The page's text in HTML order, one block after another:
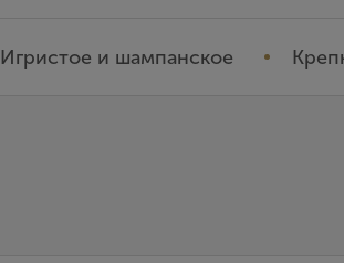
Игристое и шампанское